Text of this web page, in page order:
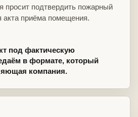
просит подтвердить пожарный
акта приёма помещения.
под фактическую
в формате, который
компания.